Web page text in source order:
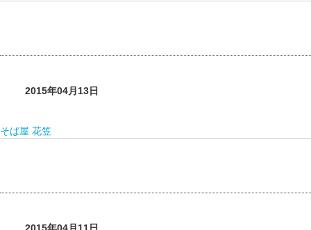
2015年04月13日
そば屋 花笠